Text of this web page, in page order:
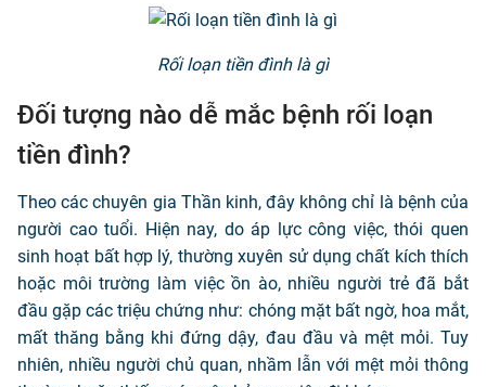
Rối loạn tiền đình là gì
Đối tượng nào dễ mắc bệnh rối loạn
tiền đình?
Theo các chuyên gia Thần kinh, đây không chỉ là bệnh của
người cao tuổi. Hiện nay, do áp lực công việc, thói quen
sinh hoạt bất hợp lý, thường xuyên sử dụng chất kích thích
hoặc môi trường làm việc ồn ào, nhiều người trẻ đã bắt
đầu gặp các triệu chứng như: chóng mặt bất ngờ, hoa mắt,
mất thăng bằng khi đứng dậy, đau đầu và mệt mỏi. Tuy
nhiên, nhiều người chủ quan, nhầm lẫn với mệt mỏi thông